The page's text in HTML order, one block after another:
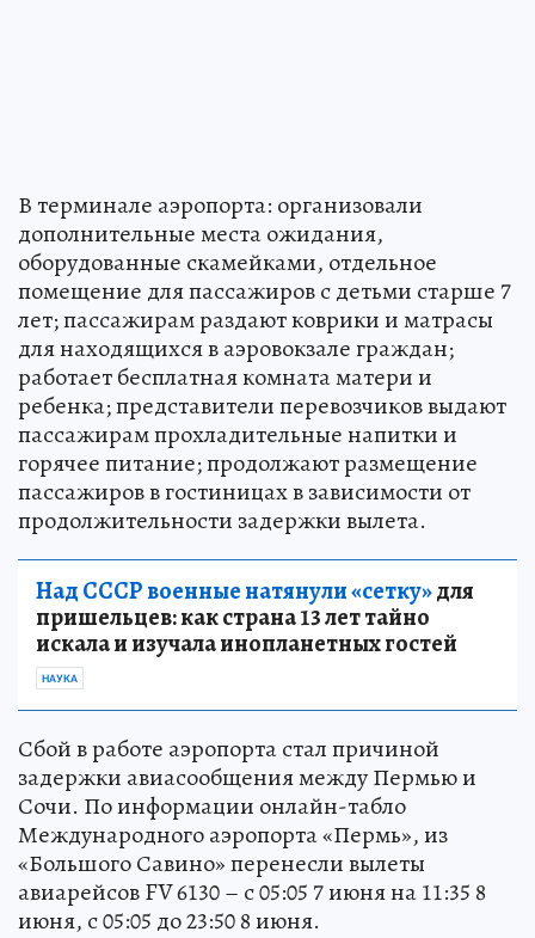
В терминале аэропорта: организовали
дополнительные места ожидания,
оборудованные скамейками, отдельное
помещение для пассажиров с детьми старше 7
лет; пассажирам раздают коврики и матрасы
для находящихся в аэровокзале граждан;
работает бесплатная комната матери и
ребенка; представители перевозчиков выдают
пассажирам прохладительные напитки и
горячее питание; продолжают размещение
пассажиров в гостиницах в зависимости от
продолжительности задержки вылета.
Над СССР военные натянули «сетку»для
пришельцев: как страна 13 лет тайно
искала и изучала инопланетных гостей
НАУКА
Сбой в работе аэропорта стал причиной
задержки авиасообщения между Пермью и
Сочи. По информации онлайн-табло
Международного аэропорта «Пермь», из
«Большого Савино» перенесли вылеты
авиарейсов FV 6130 – с 05:05 7 июня на 11:35 8
июня, с 05:05 до 23:50 8 июня.